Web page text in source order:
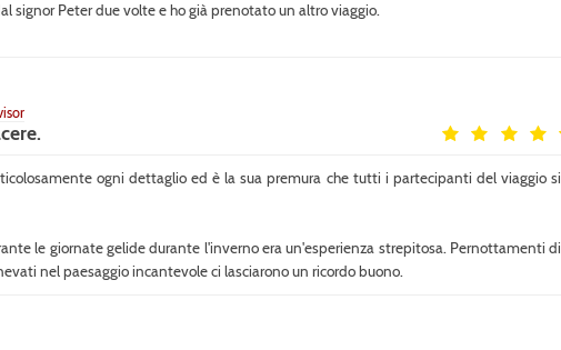
signor Peter due volte e ho già prenotato un altro viaggio.
ogni dettaglio ed è la sua premura che tutti i partecipanti del viaggio si
le giornate gelide durante l'inverno era un'esperienza strepitosa. Pernottamenti di
nel paesaggio incantevole ci lasciarono un ricordo buono.